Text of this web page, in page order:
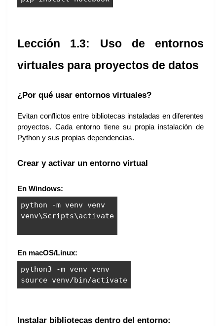
Lección 1.3: Uso de entornos
virtuales para proyectos de datos
¿Por qué usar entornos virtuales?
Evitan conflictos entre bibliotecas instaladas en diferentes
proyectos. Cada entorno tiene su propia instalación de
Python y sus propias dependencias.
Crear y activar un entorno virtual
En Windows:
python -m venv venv
venv\Scripts\activate
En macOS/Linux:
python3 -m venv venv
source venv/bin/activate
Instalar bibliotecas dentro del entorno: